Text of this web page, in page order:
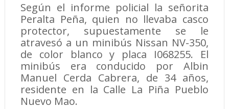
Según el informe policial la señorita
Peralta Peña, quien no llevaba casco
protector, supuestamente se le
atravesó a un minibús Nissan NV-350,
de color blanco y placa I068255. El
minibús era conducido por Albin
Manuel Cerda Cabrera, de 34 años,
residente en la Calle La Piña Pueblo
Nuevo Mao.